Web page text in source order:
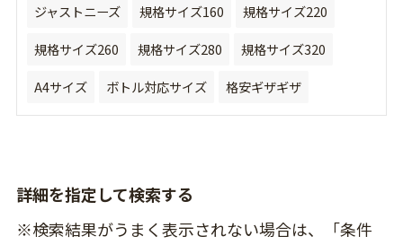
ジャストニーズ 規格サイズ160
規格サイズ220
規格サイズ260
規格サイズ280
規格サイズ320
A4サイズ
ボトル対応サイズ 格安ギザギザ
詳細を指定して検索する
※検索結果がうまく表示されない場合は、「条件